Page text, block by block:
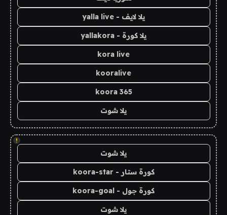
يلا لايف - yalla live
يلا كورة - yallakora
kora live
kooralive
koora 365
يلا شوت
!
يلا شوت
كورة ستار - koora-star
كورة جول - koora-goal
يلا شوت